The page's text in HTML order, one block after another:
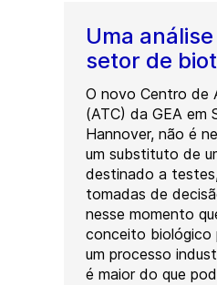
Uma
setor de
O novo Centro de
(ATC) da GEA em
Hannover, não é
um substituto de
destinado a
tomadas de
nesse momento
conceito biológico
um processo
é maior do que